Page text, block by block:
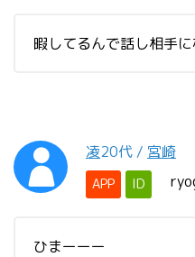
暇してるんで話し相手
凌20代 / 宮崎
APP ID
ひまーーー